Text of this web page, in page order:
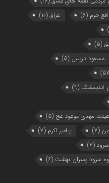
حرم (6) عراق (10)
(5)
مسعود دریس (5)
اندیمشک (9)
هیئت مهدی موعود عج (5)
(7) پیامبر اکرم (7)
(7)
سرود پسران بهشت (6)